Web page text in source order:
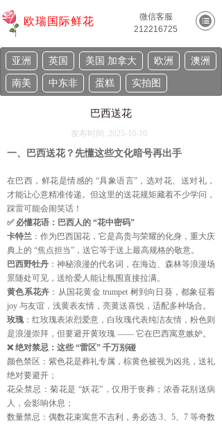
微信客服
212216725
亚洲 英国 美国 加拿大 欧洲
澳洲
南美
中东非 蛋糕 实拍图
欧瑞国际鲜花
巴西送花
发布时间: 2025-10-10
一、巴西送花？先懂这些文化暗号再出手
在巴西，鲜花是情感的 “具象语言”，选对花、送对礼，
才能让心意精准传递。但这里的送花规矩藏着不少学问，
踩雷可能会闹笑话！
✅ 必懂花语：巴西人的 “花中密码”
卡特兰 ：作为巴西国花，它是高贵与荣耀的化身，重大庆
典上的 “焦点担当”，送它等于送上最高规格的敬意。
巴西野牡丹 ：神秘浪漫的代名词，在海边、森林等浪漫场
景随处可见，送给爱人能让氛围直接拉满。
黄色系花卉 ：从国花黄金 trumpet 树到向日葵，都象征着
joy 与友谊，浅黄表友情，亮黄送喜悦，适配多种场合。
玫瑰 ：红玫瑰表浓烈爱意，白玫瑰代表纯洁友情，粉色则
是浪漫崇拜，但要避开黄玫瑰 —— 它在巴西寓意嫉妒。
❌ 绝对禁忌：这些 “雷区” 千万别碰
颜色禁区：紫色花是葬礼专属，棕黄色被视为凶兆，送礼
绝对要避开；
花朵禁忌：菊花是 “妖花”，仅用于丧葬；浓香花别送病
人，会影响休息；
数量禁忌：偶数花束寓意不吉利，务必选 3、5、7 等奇数